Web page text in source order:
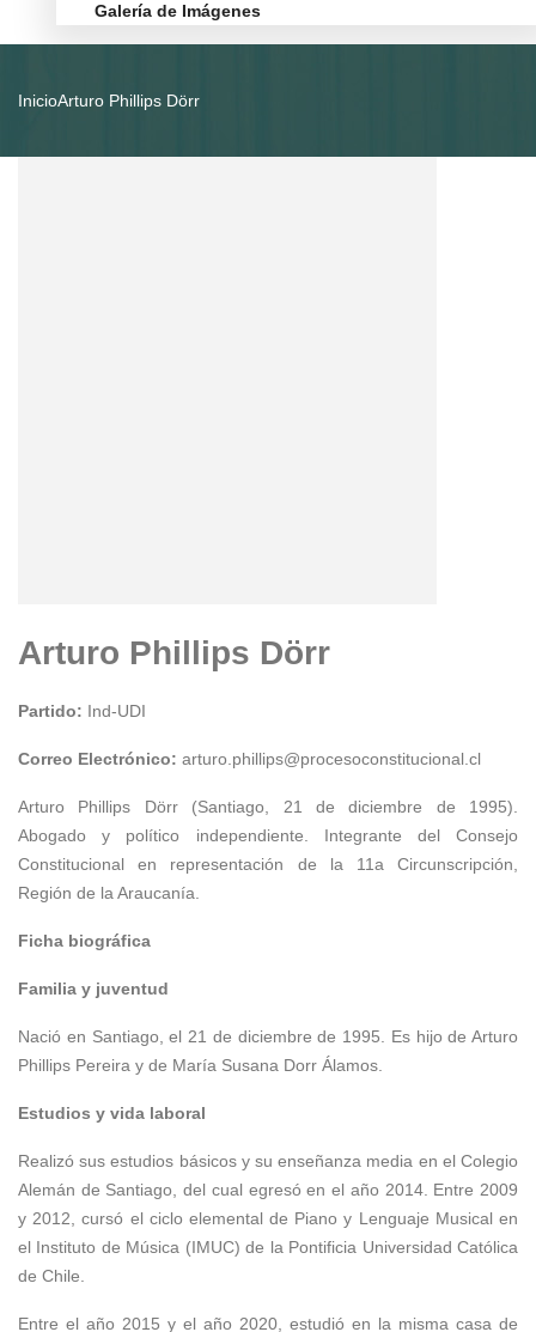
Galería de Imágenes
InicioArturo Phillips Dörr
Arturo Phillips Dörr
Partido: Ind-UDI
Correo Electrónico: arturo.phillips@procesoconstitucional.cl
Arturo Phillips Dörr (Santiago, 21 de diciembre de 1995).
Abogado y político independiente. Integrante del Consejo
Constitucional en representación de la 11a Circunscripción,
Región de la Araucanía.
Ficha biográfica
Familia y juventud
Nació en Santiago, el 21 de diciembre de 1995. Es hijo de Arturo
Phillips Pereira y de María Susana Dorr Álamos.
Estudios y vida laboral
Realizó sus estudios básicos y su enseñanza media en el Colegio
Alemán de Santiago, del cual egresó en el año 2014. Entre 2009
y 2012, cursó el ciclo elemental de Piano y Lenguaje Musical en
el Instituto de Música (IMUC) de la Pontificia Universidad Católica
de Chile.
Entre el año 2015 y el año 2020, estudió en la misma casa de